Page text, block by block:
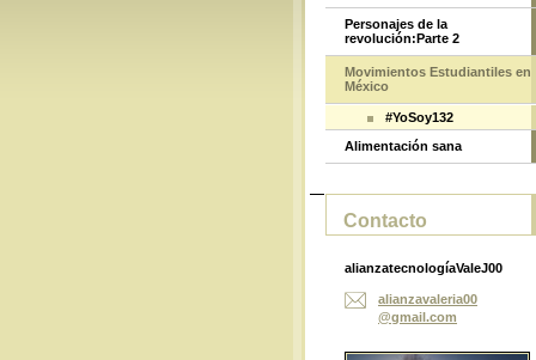
Personajes de la
revolución:Parte 2
Movimientos Estudiantiles en
México
#YoSoy132
Alimentación sana
Contacto
alianzatecnologíaValeJ00
alianzavaleria00
@gmail.com